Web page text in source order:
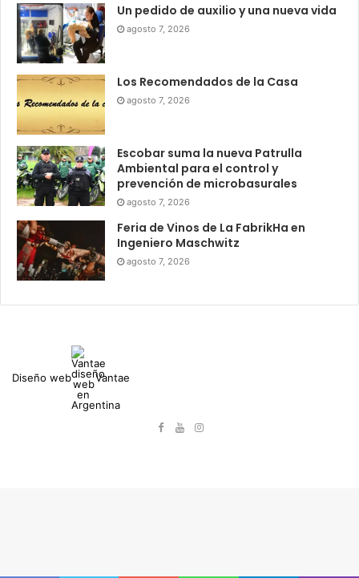
Un pedido de auxilio y una nueva vida
agosto 7, 2026
Los Recomendados de la Casa
agosto 7, 2026
Escobar suma la nueva Patrulla
Ambiental para el control y
prevención de microbasurales
agosto 7, 2026
Feria de Vinos de La FabrikHa en
Ingeniero Maschwitz
agosto 7, 2026
Diseño web Vantae